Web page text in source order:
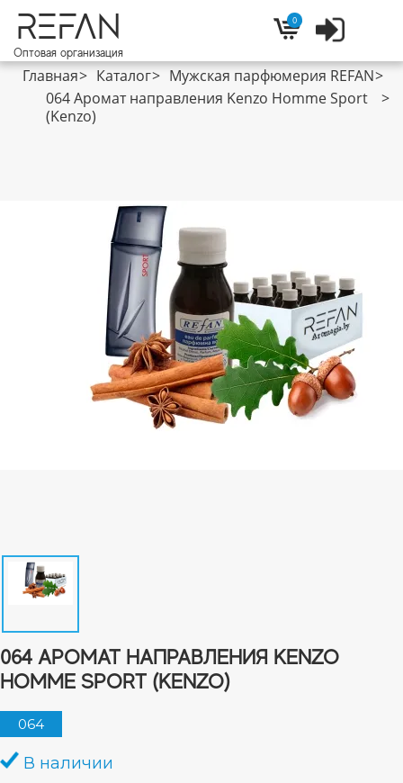
REFAN
Оптовая организация
Корзина
0 Войти
Главная Каталог
Мужская парфюмерия REFAN
064 Аромат направления Kenzo Homme Sport
(Kenzo)
064 АРОМАТ НАПРАВЛЕНИЯ KENZO
HOMME SPORT (KENZO)
064
В наличии